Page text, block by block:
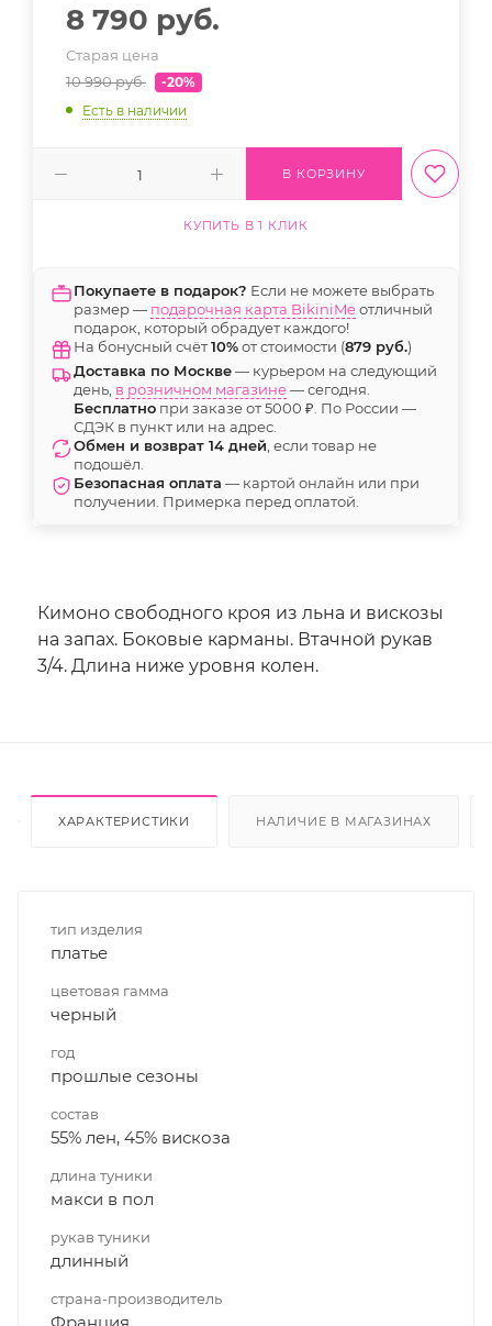
8 790 руб.
Старая цена
10 990руб.
-20%
Есть в наличии
В КОРЗИНУ
КУПИТЬ В 1 КЛИК
Покупаете в подарок? Если не можете выбрать
размер — подарочная карта BikiniMeотличный
подарок, который обрадует каждого!
На бонусный счёт10%от стоимости (879 руб.)
Доставка по Москве— курьером на следующий
день, в розничном магазине— сегодня.
Бесплатно при заказе от 5000 ₽. По России —
СДЭК в пункт или на адрес.
Обмен и возврат 14 дней, если товар не
подошёл.
Безопасная оплата — картой онлайн или при
получении. Примерка перед оплатой.
Кимоно свободного кроя из льна и вискозы
на запах. Боковые карманы. Втачной рукав
3/4. Длина ниже уровня колен.
ХАРАКТЕРИСТИКИ НАЛИЧИЕ В МАГАЗИНАХ
тип изделия
платье
цветовая гамма
черный
год
прошлые сезоны
состав
55% лен, 45% вискоза
длина туники
макси в пол
рукав туники
длинный
страна-производитель